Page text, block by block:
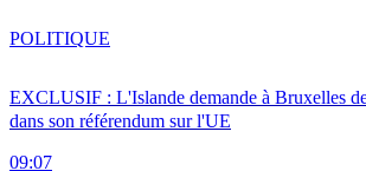
EXCLUSIF : L'Islande demande à Bruxelles
dans son référendum sur l'UE
09:07
POLITIQUE